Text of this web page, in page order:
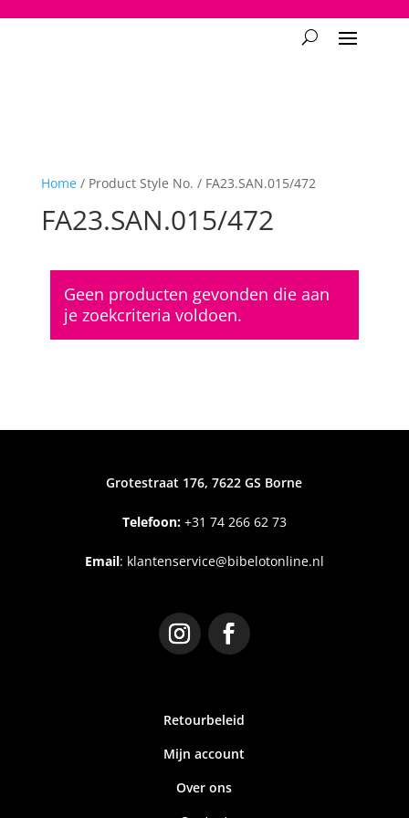
Home/ Product Style No. / FA23.SAN.015/472
FA23.SAN.015/472
Geen producten gevonden die aan
je zoekcriteria voldoen.
Grotestraat 176, 7622 GS Borne
Telefoon:+31 74 266 62 73
Email: klantenservice@bibelotonline.nl
Retourbeleid
Mijn account
Over ons